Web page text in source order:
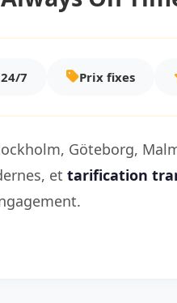
7 Prix fixes
Göteborg,
et tarification